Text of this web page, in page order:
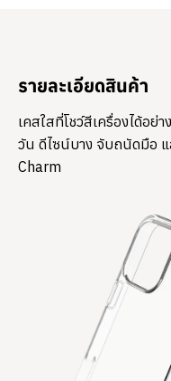
รายละเอียดสินค้า
เคสใสที่โชว์สีเครื่องได้อย่
วัน ดีไซน์บาง จับถนัดมือ แ
Charm